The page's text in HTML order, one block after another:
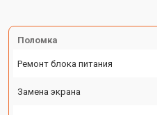
Поломка
Ремонт блока питания
Замена экрана